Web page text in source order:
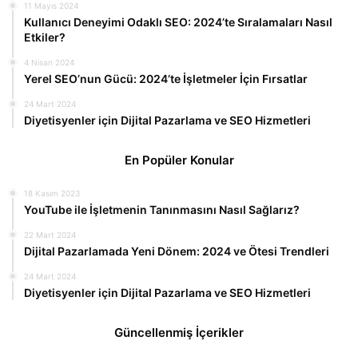
11 Mayıs 2024
Kullanıcı Deneyimi Odaklı SEO: 2024’te Sıralamaları Nasıl
Etkiler?
4 Nisan 2024
Yerel SEO’nun Gücü: 2024’te İşletmeler İçin Fırsatlar
24 Mart 2024
Diyetisyenler için Dijital Pazarlama ve SEO Hizmetleri
En Popüler Konular
18 Kasım 2023
YouTube ile İşletmenin Tanınmasını Nasıl Sağlarız?
22 Mart 2024
Dijital Pazarlamada Yeni Dönem: 2024 ve Ötesi Trendleri
24 Mart 2024
Diyetisyenler için Dijital Pazarlama ve SEO Hizmetleri
Güncellenmiş İçerikler